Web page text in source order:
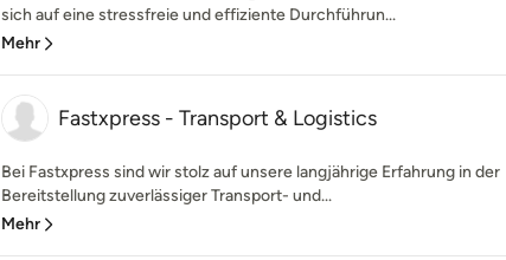
sich auf eine stressfreie und effiziente Durchführun...
Mehr
Fastxpress - Transport & Logistics
Bei Fastxpress sind wir stolz auf unsere langjährige Erfahrung in der
Bereitstellung zuverlässiger Transport- und...
Mehr